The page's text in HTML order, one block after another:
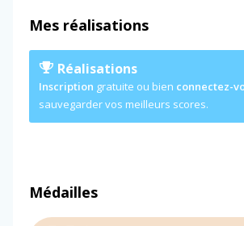
Mes réalisations
Réalisations
Inscription gratuite ou bien connectez-
sauvegarder vos meilleurs scores.
Médailles